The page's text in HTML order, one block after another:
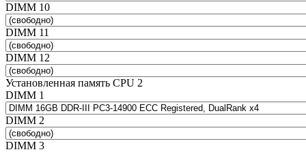
DIMM 10
DIMM 11
DIMM 12
Установленная память CPU 2
DIMM 1
DIMM 2
DIMM 3